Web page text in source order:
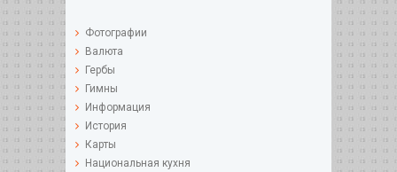
Фотографии
Валюта
Гербы
Гимны
Информация
История
Карты
Национальная кухня